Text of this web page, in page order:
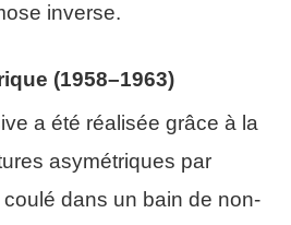
inverse.
(1958–1963)
a été réalisée grâce à la
asymétriques par
dans un bain de non-